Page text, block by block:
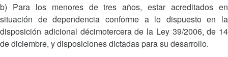
b) Para los menores de tres años, estar acreditados en
situación de dependencia conforme a lo dispuesto en la
disposición adicional décimotercera de la Ley 39/2006, de 14
de diciembre, y disposiciones dictadas para su desarrollo.